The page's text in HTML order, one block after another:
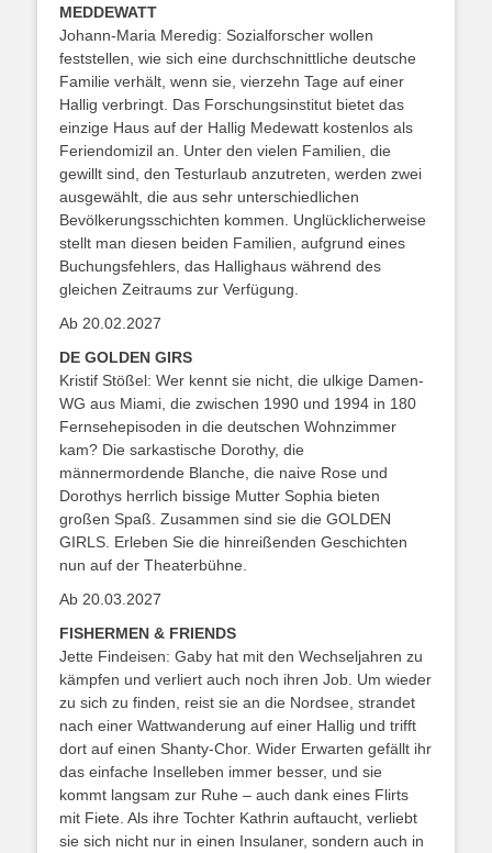
MEDDEWATT
Johann-Maria Meredig: Sozialforscher wollen
feststellen, wie sich eine durchschnittliche deutsche
Familie verhält, wenn sie, vierzehn Tage auf einer
Hallig verbringt. Das Forschungsinstitut bietet das
einzige Haus auf der Hallig Medewatt kostenlos als
Feriendomizil an. Unter den vielen Familien, die
gewillt sind, den Testurlaub anzutreten, werden zwei
ausgewählt, die aus sehr unterschiedlichen
Bevölkerungsschichten kommen. Unglücklicherweise
stellt man diesen beiden Familien, aufgrund eines
Buchungsfehlers, das Hallighaus während des
gleichen Zeitraums zur Verfügung.
Ab 20.02.2027
DE GOLDEN GIRS
Kristif Stößel: Wer kennt sie nicht, die ulkige Damen-
WG aus Miami, die zwischen 1990 und 1994 in 180
Fernsehepisoden in die deutschen Wohnzimmer
kam? Die sarkastische Dorothy, die
männermordende Blanche, die naive Rose und
Dorothys herrlich bissige Mutter Sophia bieten
großen Spaß. Zusammen sind sie die GOLDEN
GIRLS. Erleben Sie die hinreißenden Geschichten
nun auf der Theaterbühne.
Ab 20.03.2027
FISHERMEN & FRIENDS
Jette Findeisen: Gaby hat mit den Wechseljahren zu
kämpfen und verliert auch noch ihren Job. Um wieder
zu sich zu finden, reist sie an die Nordsee, strandet
nach einer Wattwanderung auf einer Hallig und trifft
dort auf einen Shanty-Chor. Wider Erwarten gefällt ihr
das einfache Inselleben immer besser, und sie
kommt langsam zur Ruhe – auch dank eines Flirts
mit Fiete. Als ihre Tochter Kathrin auftaucht, verliebt
sie sich nicht nur in einen Insulaner, sondern auch in